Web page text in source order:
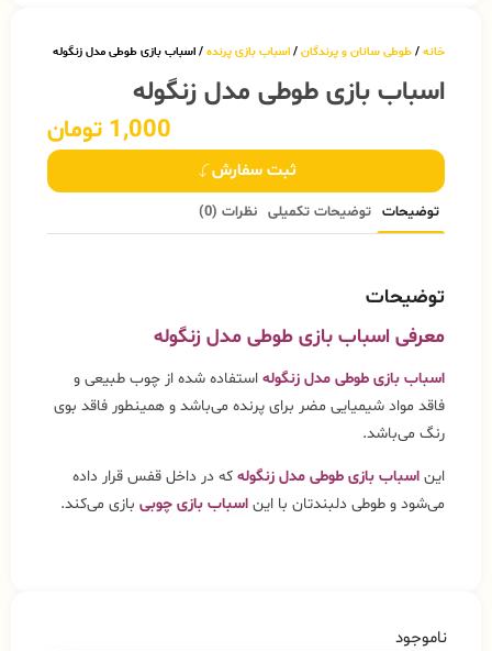
خانه / طوطی سانان و پرندگان / اسباب بازی پرنده / اسباب بازی طوطی مدل زنگوله
اسباب بازی طوطی مدل زنگوله
1,000 تومان
ثبت سفارش
توضیحات توضیحات تکمیلی نظرات (0)
توضیحات
معرفی اسباب بازی طوطی مدل زنگوله
اسباب بازی طوطی مدل زنگوله استفاده شده از چوب طبیعی و
فاقد مواد شیمیایی مضر برای پرنده می‌باشد و همینطور فاقد بوی
رنگ می‌باشد.
این اسباب بازی طوطی مدل زنگوله که در داخل قفس قرار داده
می‌شود و طوطی دلبندتان با این اسباب بازی چوبی بازی می‌کند.
ناموجود